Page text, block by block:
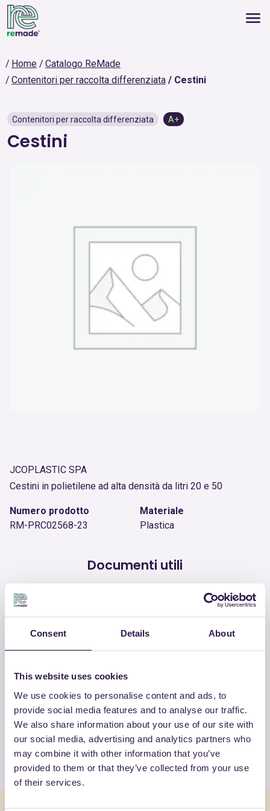
Consent Details About
This website uses cookies
We use cookies to personalise content and ads, to
provide social media features and to analyse our traffic.
We also share information about your use of our site with
our social media, advertising and analytics partners who
may combine it with other information that you’ve
provided to them or that they’ve collected from your use
of their services.
Home
Catalogo ReMade
Contenitori per raccolta differenziata
Cestini
Contenitori per raccolta differenziata A+
Cestini
JCOPLASTIC SPA
Cestini in polietilene ad alta densità da litri 20 e 50
Numero prodotto
RM-PRC02568-23
Materiale
Plastica
Documenti utili
Certificato Scarica
ALTRI PRODOTTI
Guarda la lista completa dei prodotti
certificati di JCOPLASTIC SPA
Guarda l’elenco